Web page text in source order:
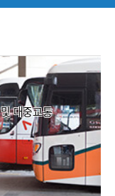
대중교통​